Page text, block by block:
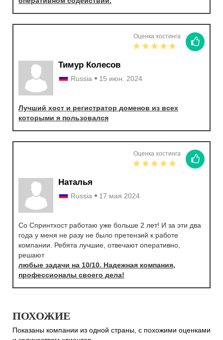
Оценка хостинга
Тимур Колесов
Russia 15 июн. 2024
Лучший хост и регистратор доменов из всех
которыми я пользовался
Оценка хостинга
Наталья
Russia 17 мая 2024
Со Спринтхост работаю уже больше 2 лет! И за эти два
года у меня не разу не было претензий к работе
компании. Ребята лучшие, отвечают оперативно,
решают
любые задачи на 10/10. Надежная компания,
профессионалы своего дела!
ПОХОЖИЕ
Показаны компании из одной страны, с похожими оценками